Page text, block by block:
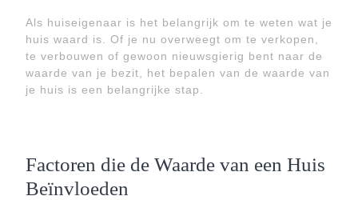
Als huiseigenaar is het belangrijk om te weten wat je
huis waard is. Of je nu overweegt om te verkopen,
te verbouwen of gewoon nieuwsgierig bent naar de
waarde van je bezit, het bepalen van de waarde van
je huis is een belangrijke stap.
Factoren die de Waarde van een Huis
Beïnvloeden